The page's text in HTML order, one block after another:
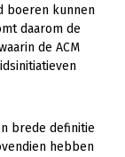
boeren kunnen
daarom de
de ACM
brede definitie
hebben